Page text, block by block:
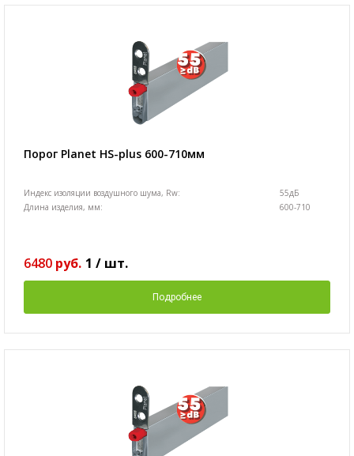
Порог Planet HS-plus 600-710мм
Индекс изоляции воздушного шума, Rw:
55дБ
Длина изделия, мм:
600-710
6480 руб. 1 / шт.
Подробнее